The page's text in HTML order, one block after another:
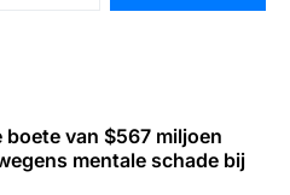
van $567 miljoen
mentale schade bij